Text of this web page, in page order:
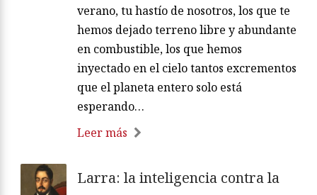
verano, tu hastío de nosotros, los que te
hemos dejado terreno libre y abundante
en combustible, los que hemos
inyectado en el cielo tantos excrementos
que el planeta entero solo está
esperando…
Leer más
Larra: la inteligencia contra la